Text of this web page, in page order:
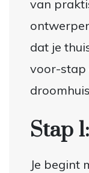
van
dat je
voor-stap
Stap
Je begint